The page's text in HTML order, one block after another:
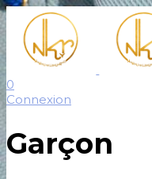
0
Connexion
Garçon